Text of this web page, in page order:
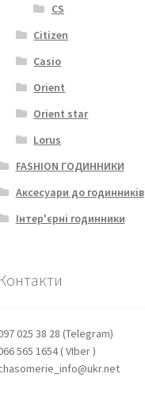
CS
Citizen
Casio
Orient
Orient star
Lorus
FASHION ГОДИННИКИ
Аксесуари до годинників
Інтер'єрні годинники
Контакти
025 38 28 (Telegram)
565 1654 ( VIber )